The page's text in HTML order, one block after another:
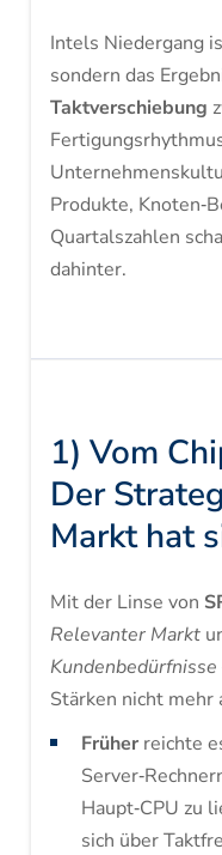
Intels Niedergang
sondern das
Taktverschiebung
Produkte,
Quartalszahlen
dahinter.
1) Vom
Der
Markt hat
Mit der Linse von
Relevanter Markt
Kundenbedürfnisse
Stärken nicht mehr
Früherreichte
Haupt‑CPU zu
sich über